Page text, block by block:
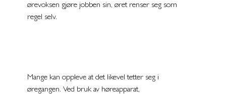
ørevoksen gjøre jobben sin, øret renser seg som
regel selv.
Mange kan oppleve at det likevel tetter seg i
øregangen. Ved bruk av høreapparat,